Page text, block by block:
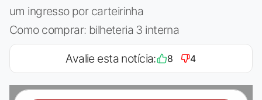
um ingresso por carteirinha
Como comprar: bilheteria 3 interna
Avalie esta notícia: 8 4